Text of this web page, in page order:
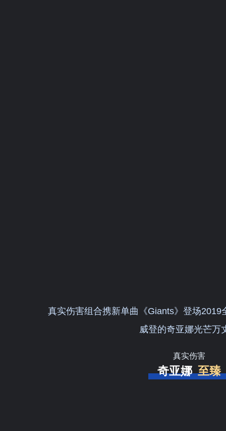
真实伤害组合携新单曲《Giants》登场2019
威登的奇亚娜光芒万
真实伤害
奇亚娜至臻